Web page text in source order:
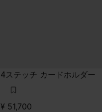
4ステッチ カードホルダー
¥ 51,700